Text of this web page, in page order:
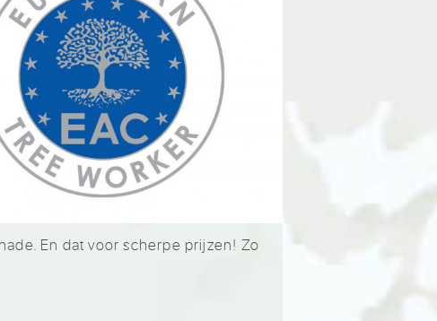
En dat voor scherpe prijzen! Zo